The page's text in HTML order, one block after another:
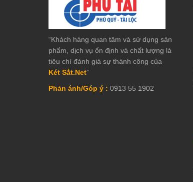
“Khách hàng quan tâm và sử dụng sản
phẩm, dịch vụ ổn định và chất lượng là
tiêu chí đánh giá sự thành công của
Két Sắt.Net”
Phản ánh/Góp ý : 0913 55 1902